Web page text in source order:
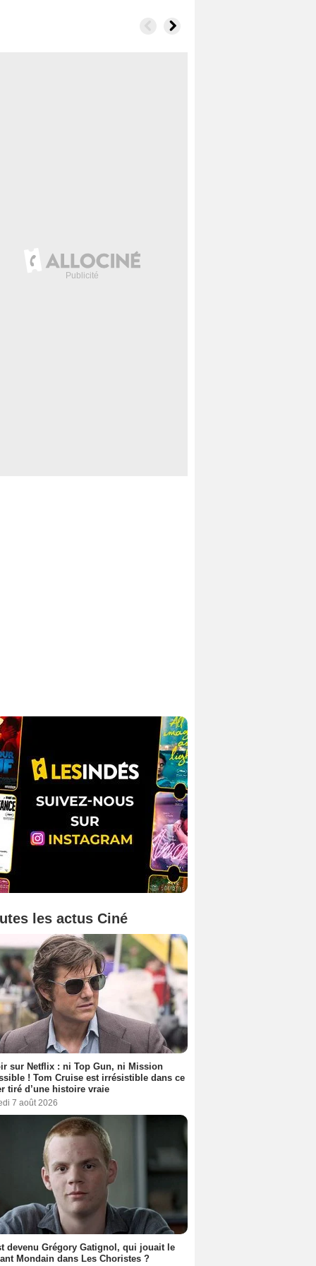
les actus Ciné
sur Netflix : ni Top Gun, ni Mission
! Tom Cruise est irrésistible dans ce
tiré d’une histoire vraie
7 août 2026
devenu Grégory Gatignol, qui jouait le
Mondain dans Les Choristes ?